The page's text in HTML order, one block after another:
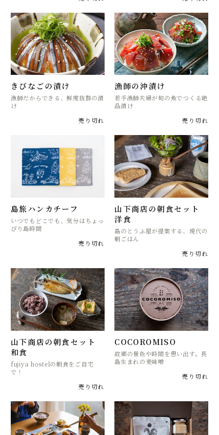
きびなごの漬け
漁師だからできる、鮮度抜群の漬
け
売り切れ
漁師の沖漬け
若手漁師夫婦が旬の魚でつくる絶
品漬け
売り切れ
島旅ハンカチーフ
いつでもどこでも、気分はちょっ
ぴり島時間
売り切れ
山下商店の朝食セット
洋食
島のとうふ屋が提案する、現代の
朝ごはん
売り切れ
山下商店の朝食セット
和食
fujiya hostelの朝食をご自宅
で！
売り切れ
COCOROMISO
故郷の景色や時間を思い出す。長
島生まれの麦味噌
売り切れ